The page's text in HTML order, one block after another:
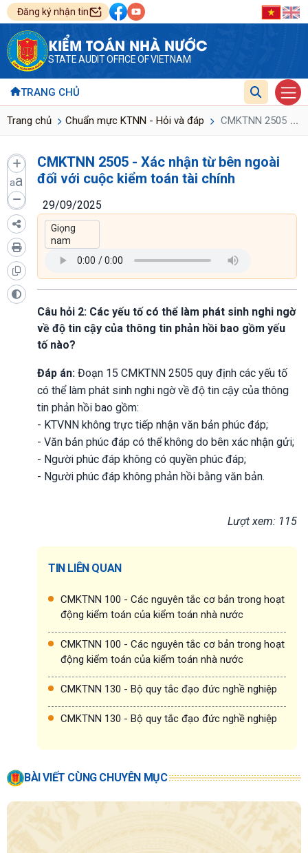
Đăng ký nhận tin
KIỂM TOÁN NHÀ NƯỚC
STATE AUDIT OFFICE OF VIETNAM
TRANG CHỦ
Trang chủ Chuẩn mực KTNN - Hỏi và đáp CMKTNN 2505 -
...
aa
CMKTNN 2505 - Xác nhận từ bên ngoài
đối với cuộc kiểm toán tài chính
29/09/2025
Câu hỏi 2: Các yếu tố có thể làm phát sinh nghi ngờ
về độ tin cậy của thông tin phản hồi bao gồm yếu
tố nào?
Đáp án: Đoạn 15 CMKTNN 2505 quy định các yếu tố
có thể làm phát sinh nghi ngờ về độ tin cậy của thông
tin phản hồi bao gồm:
- KTVNN không trực tiếp nhận văn bản phúc đáp;
- Văn bản phúc đáp có thể không do bên xác nhận gửi;
- Người phúc đáp không có quyền phúc đáp;
- Người phúc đáp không phản hồi bằng văn bản.
Lượt xem: 115
TIN LIÊN QUAN
CMKTNN 100 - Các nguyên tắc cơ bản trong hoạt
động kiểm toán của kiểm toán nhà nước
CMKTNN 100 - Các nguyên tắc cơ bản trong hoạt
động kiểm toán của kiểm toán nhà nước
CMKTNN 130 - Bộ quy tắc đạo đức nghề nghiệp
CMKTNN 130 - Bộ quy tắc đạo đức nghề nghiệp
BÀI VIẾT CÙNG CHUYÊN MỤC